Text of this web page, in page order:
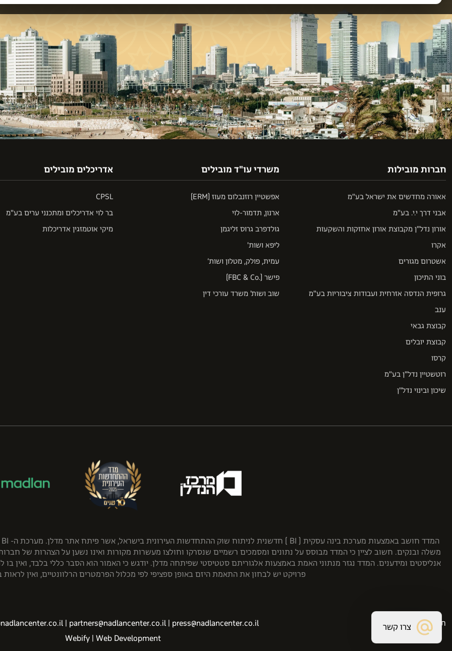
חברות מובילות
אאורה מחדשים את ישראל בע"מ
אבני דרך י.י. בע"מ
אורון נדל"ן מקבוצת אורון אחזקות והשקעות
אקרו
אשטרום מגורים
בוני התיכון
גרופית הנדסה אזרחית ועבודות ציבוריות בע"מ
ענב
קבוצת גבאי
קבוצת יובלים
קרסו
רוטשטיין נדל"ן בע"מ
שיכון ובינוי נדל"ן
משרדי עו"ד מובילים
אפשטיין רוזנבלום מעוז (ERM)
ארנון, תדמור-לוי
גולדפרב גרוס זליגמן
ליפא ושות'
עמית, פולק, מטלון ושות’
פישר (.FBC & Co)
שוב ושות' משרד עורכי דין
אדריכלים מובילים
CPSL
בר לוי אדריכלים ומתכנני ערים בע"מ
מיקי אוטמזגין אדריכלות
משלה ובנקים. חשוב לציין כי המדד מבוסס על נתונים ומסמכים רשמיים שנסרקו וחולצו מעשרות מקורות ואינו נשען על הצהרות של
אנליסטים ומידענים. המדד נגזר מנתוני האמת באמצעות אלגוריתם סטטיסטי שפיתחה מדלן. יודגש כי האמור הוא הסבר כללי בלבד, ואין
פרויקט יש לבחון את התאמת היזם באופן ספציפי לפי מכלול הפרמטרים הרלוונטיים, ואין
תנאי שימוש | partners@nadlancenter.co.il| press@nadlancenter.co.il
Webify | Web Development
צרו קשר